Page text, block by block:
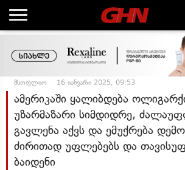
მსოფლიო 16 იანვარი 2025, 09:53
ამერიკაში ყალიბდება
უზარმაზარი სიმდიდრე,
გავლენა აქვს და ემუქრება
ძირითად უფლებებს და
ბაიდენი